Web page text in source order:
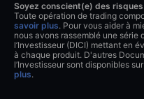
Soyez conscient(e) des
Toute opération de trading
savoir plus. Pour vous aider à
nous avons rassemblé une série
l’Investisseur (DICI) mettant en
à chaque produit. D'autres
l’Investisseur sont disponibles
plus.